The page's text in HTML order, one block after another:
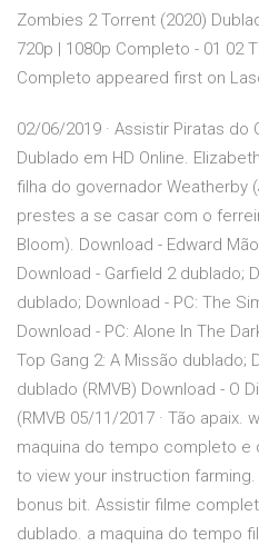
Zombies 2 Torrent (2020)
720p | 1080p Completo - 01 02
Completo appeared first on
02/06/2019 · Assistir Piratas do
Dublado em HD Online.
filha do governador Weatherby
prestes a se casar com o
Bloom). Download - Edward
Download - Garfield 2 dublado;
dublado; Download - PC: The
Download - PC: Alone In The
Top Gang 2: A Missão dublado;
dublado (RMVB) Download - O
(RMVB 05/11/2017 · Tão apaix.
maquina do tempo completo e
to view your instruction
bonus bit. Assistir filme
dublado. a maquina do tempo